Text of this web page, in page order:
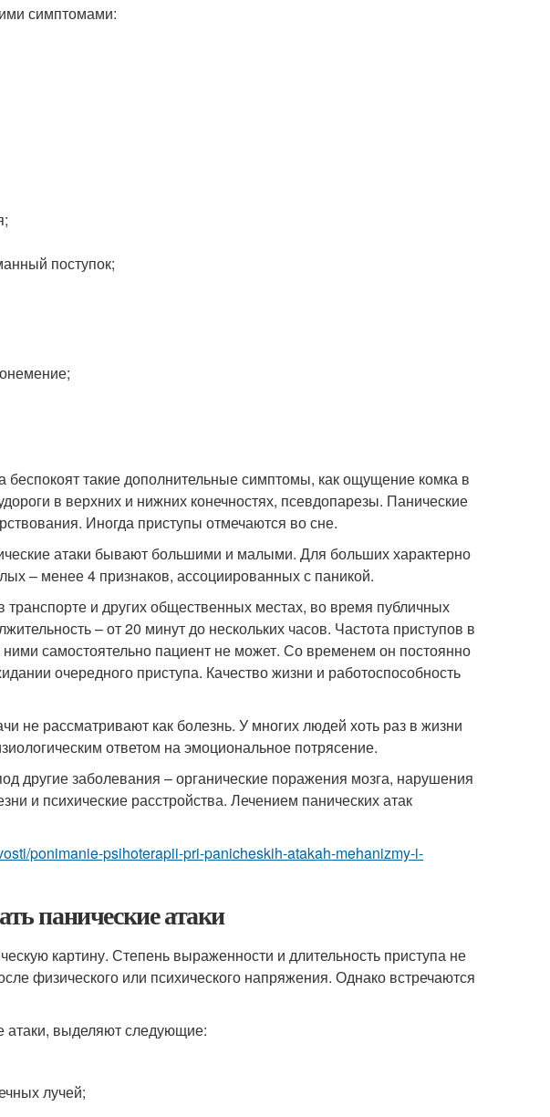
симптомами:
поступок;
беспокоят такие дополнительные симптомы, как ощущение комка в
в верхних и нижних конечностях, псевдопарезы. Панические
Иногда приступы отмечаются во сне.
атаки бывают большими и малыми. Для больших характерно
– менее 4 признаков, ассоциированных с паникой.
транспорте и других общественных местах, во время публичных
– от 20 минут до нескольких часов. Частота приступов в
самостоятельно пациент не может. Со временем он постоянно
очередного приступа. Качество жизни и работоспособность
не рассматривают как болезнь. У многих людей хоть раз в жизни
ответом на эмоциональное потрясение.
другие заболевания – органические поражения мозга, нарушения
и психические расстройства. Лечением панических атак
ponimanie-psihoterapii-pri-panicheskih-atakah-mehanizmy-i-
панические атаки
картину. Степень выраженности и длительность приступа не
физического или психического напряжения. Однако встречаются
атаки, выделяют следующие:
лучей;